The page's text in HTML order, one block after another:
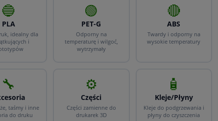
🔵
PLA
idealny dla
i
🟢
PET-G
Odporny na
temperaturę i wilgoć,
wytrzymały
🔴
ABS
Twardy i odporny na
wysokie temperatury
🔧
taśmy i inne
do druku
⚙️
Części
Części zamienne do
drukarek 3D
🧴
Kleje/Płyny
Kleje do podgrzewania i
płyny do czyszczenia